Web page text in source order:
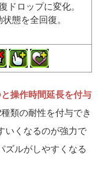
ドロップに変化。
態を全回復。
操作時間延長を付与
類の耐性を付与でき
いくなるのが強力で
ズルがしやすくなる